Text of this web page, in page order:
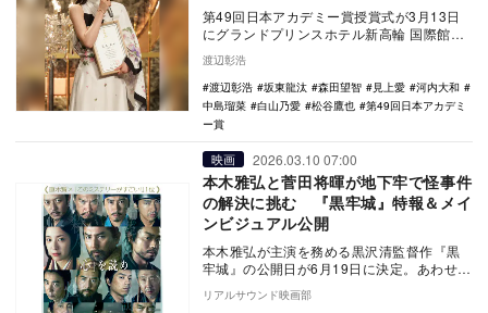
第49回日本アカデミー賞授賞式が3月13日
にグランドプリンスホテル新高輪 国際館パ
ミールで開催され、新人俳優賞に選ばれた7
人がス…
渡辺彰浩
渡辺彰浩
坂東龍汰 森田望智 見上愛
河内大和
中島瑠菜
白山乃愛 松谷鷹也
第49回日本アカデミ
ー賞
映画 2026.03.10 07:00
本木雅弘と菅田将暉が地下牢で怪事件
の解決に挑む 『黒牢城』特報＆メイ
ンビジュアル公開
本木雅弘が主演を務める黒沢清監督作『黒
牢城』の公開日が6月19日に決定。あわせて
特報映像が公開された。 本作は、第166
回直…
リアルサウンド映画部